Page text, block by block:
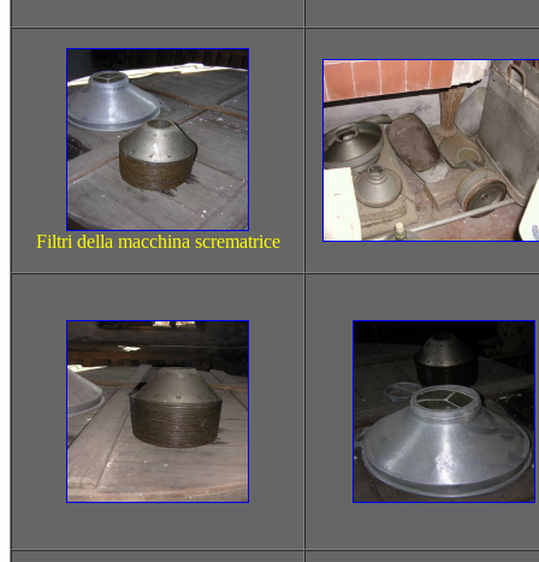
Filtri della macchina scrematrice